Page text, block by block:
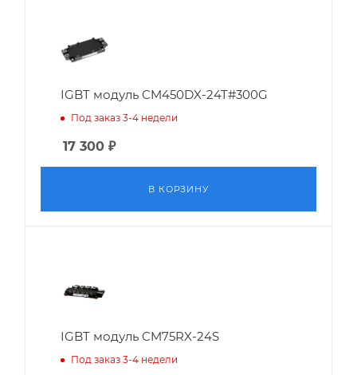
IGBT модуль CM450DX-24T#300G
Под заказ 3-4 недели
17 300 ₽
В КОРЗИНУ
IGBT модуль CM75RX-24S
Под заказ 3-4 недели